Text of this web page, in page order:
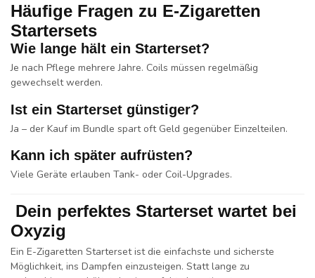
Häufige Fragen zu E-Zigaretten
Startersets
Wie lange hält ein Starterset?
Je nach Pflege mehrere Jahre. Coils müssen regelmäßig
gewechselt werden.
Ist ein Starterset günstiger?
Ja – der Kauf im Bundle spart oft Geld gegenüber Einzelteilen.
Kann ich später aufrüsten?
Viele Geräte erlauben Tank- oder Coil-Upgrades.
Dein perfektes Starterset wartet bei
Oxyzig
Ein E-Zigaretten Startersetist die einfachste und sicherste
Möglichkeit, ins Dampfen einzusteigen. Statt lange zu